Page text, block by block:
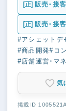
[正] 販売・接
[正] 販売・接
#アシェットデ
#商品開発#コ
#店舗運営・マ
気
掲載ID 1005521A